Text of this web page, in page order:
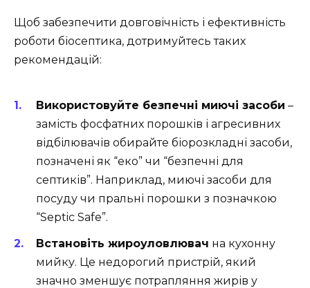
Щоб забезпечити довговічність і ефективність
роботи біосептика, дотримуйтесь таких
рекомендацій:
Використовуйте безпечні миючі засоби –
замість фосфатних порошків і агресивних
відбілювачів обирайте біорозкладні засоби,
позначені як “еко” чи “безпечні для
септиків”. Наприклад, миючі засоби для
посуду чи пральні порошки з позначкою
“Septic Safe”.
Встановіть жироуловлювач на кухонну
мийку. Це недорогий пристрій, який
значно зменшує потрапляння жирів у